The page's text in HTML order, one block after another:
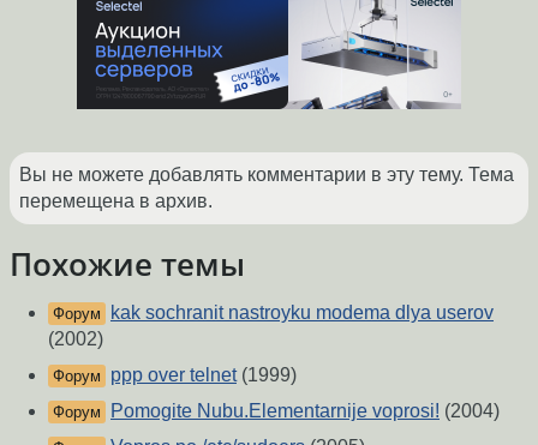
Вы не можете добавлять комментарии в эту тему. Тема
перемещена в архив.
Похожие темы
Форум
kak sochranit nastroyku modema dlya userov
(2002)
Форум ppp over telnet(1999)
Форум Pomogite Nubu.Elementarnije voprosi! (2004)